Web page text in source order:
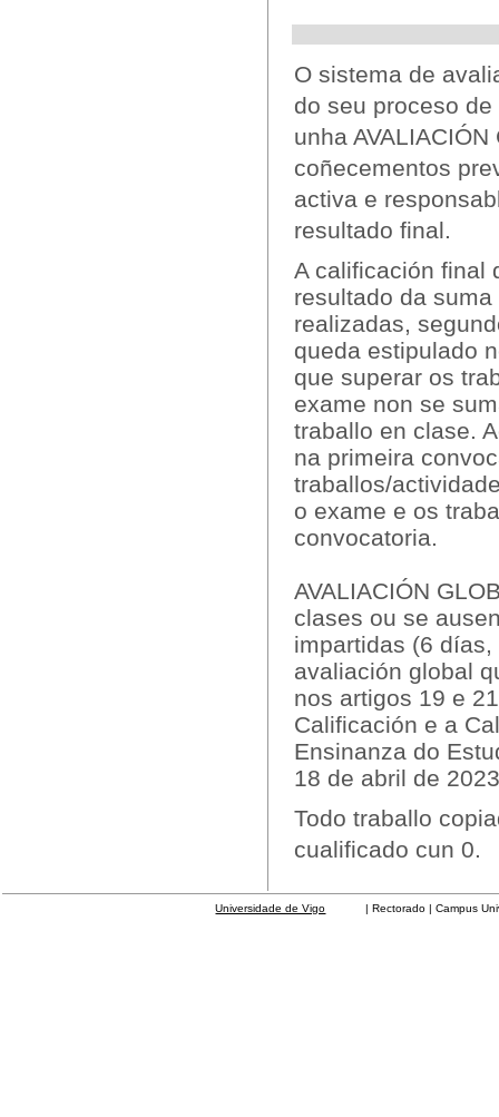
O sistema de
do seu proceso
unha
coñecementos
activa e
resultado final.
A calificación final
resultado da
realizadas,
queda estipulado
que superar os
exame non se
traballo en clase.
na primeira
traballos/
o exame e os
convocatoria.
AVALIACIÓN
clases ou se
impartidas (6
avaliación global
nos artigos 19 e
Calificación e a
Ensinanza do
18 de abril de
Todo traballo
cualificado cun 0.
Universidade de Vigo | Rectorado | Campus